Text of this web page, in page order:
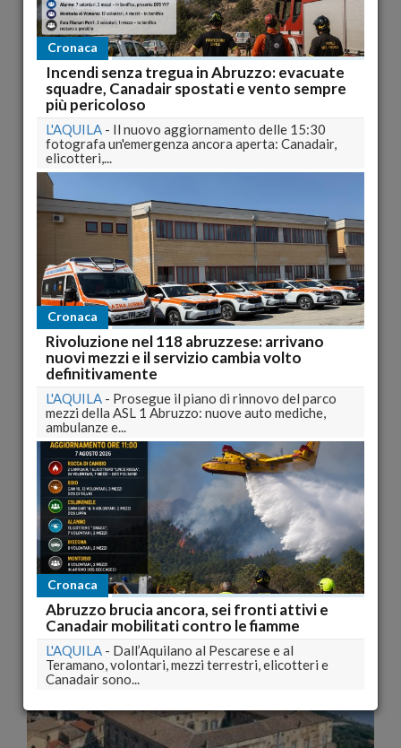
Consiglio comunale a Vasto (Ch) ecco tutti i nuovi
consiglieri
CHIETI-A Vasto il nuovo consiglio comunale del riconfermato
Luciano Lapenna sarà così composto: Sputore...
pubblicato il 30/05/2011 17:01
Vasto: per tre giorni scuole chiuse per i ballottaggi
CHIETI-Scuole chiuse per tre giorni in occasione del
ballotaggio di domenica e lunedi' prossimi. A...
pubblicato il 26/05/2011 13:32
Ballattoggi: a Lanciano Di Fonzo e Valente
appoggiano Mario Pupillo
CHIETI-Sara' ufficializzato domani mattina l'apparentamento
al ballottaggio tra le liste dei due...
pubblicato il 20/05/2011 12:19
Cronaca
Incendi senza tregua in Abruzzo: evacuate
squadre, Canadair spostati e vento sempre
più pericoloso
L'AQUILA - Il nuovo aggiornamento delle 15:30
fotografa un'emergenza ancora aperta: Canadair,
elicotteri,...
Cronaca
Rivoluzione nel 118 abruzzese: arrivano
nuovi mezzi e il servizio cambia volto
definitivamente
L'AQUILA - Prosegue il piano di rinnovo del parco
mezzi della ASL 1 Abruzzo: nuove auto mediche,
ambulanze e...
Cronaca
Abruzzo brucia ancora, sei fronti attivi e
Canadair mobilitati contro le fiamme
L'AQUILA - Dall’Aquilano al Pescarese e al
Teramano, volontari, mezzi terrestri, elicotteri e
Canadair sono...